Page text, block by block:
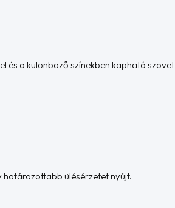
és a különböző színekben kapható szövet
határozottabb ülésérzetet nyújt.